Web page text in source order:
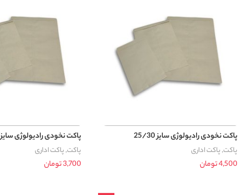
پاکت نخودی رادیولوژی سایز 25/30
پاکت,پاکت اداری
4,500تومان
پاکت نخودی رادیولوژی سایز20/25
پاکت,پاکت اداری
3,700تومان